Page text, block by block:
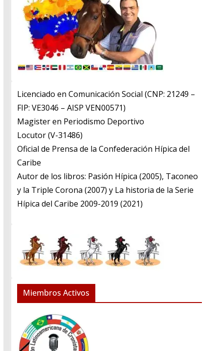
Licenciado en Comunicación Social (CNP: 21249 –
FIP: VE3046 – AISP VEN00571)
​Magister en Periodismo Deportivo
​Locutor (V-31486)
​Oficial de Prensa de la Confederación Hípica del
Caribe
​Autor de los libros: Pasión Hípica (2005), Taconeo
y la Triple Corona (2007) y La historia de la Serie
Hípica del Caribe 2009-2019 (2021)
Miembros Activos